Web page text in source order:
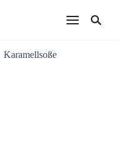
Karamellsoße